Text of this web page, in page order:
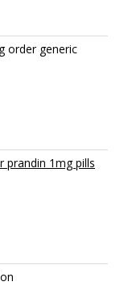
order generic
prandin 1mg pills